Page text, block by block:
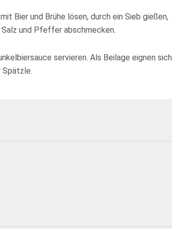
Bier und Brühe lösen, durch ein Sieb gießen,
und Pfeffer abschmecken.
servieren. Als Beilage eignen sich